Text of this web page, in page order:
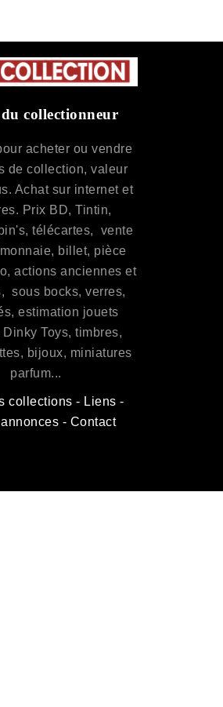
collectionneur
acheter ou vendre
de collection, valeur
Achat sur internet et
Prix BD, Tintin,
télécartes, vente
billet, pièce
actions anciennes et
sous bocks, verres,
estimation jouets
Toys, timbres,
bijoux, miniatures
parfum...
collections - Liens -
- Contact